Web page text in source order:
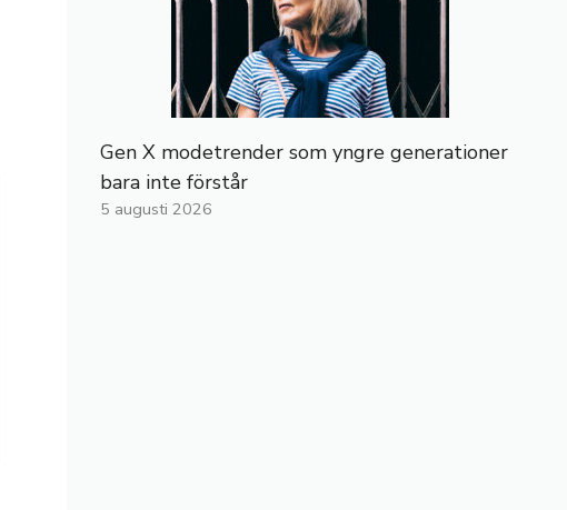
Gen X modetrender som yngre generationer
bara inte förstår
5 augusti 2026